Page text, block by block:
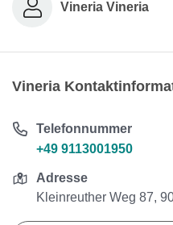
Vineria Vineria
Vineria
Telefonnummer
+49 9113001950
Adresse
Kleinreuther Weg 87,